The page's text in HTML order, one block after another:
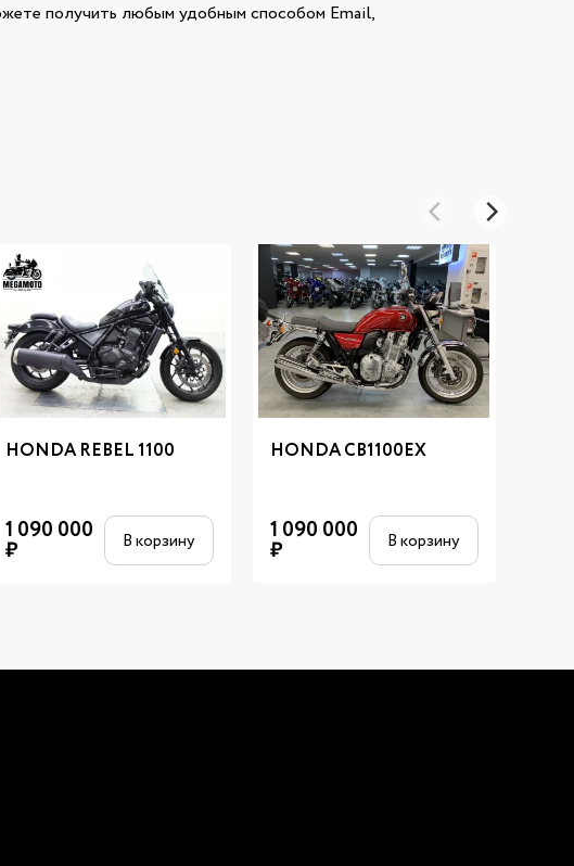
получить любым удобным способом Email,
HONDA REBEL 1100
1 090 000
₽ В корзину
HONDA CB1100EX
1 090 000
₽ В корзину